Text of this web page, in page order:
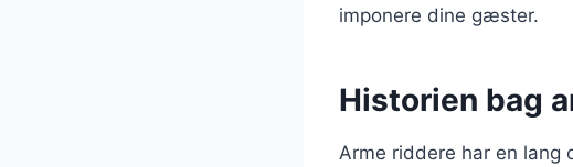
imponere dine gæster.
Historien bag
Arme riddere har en lang